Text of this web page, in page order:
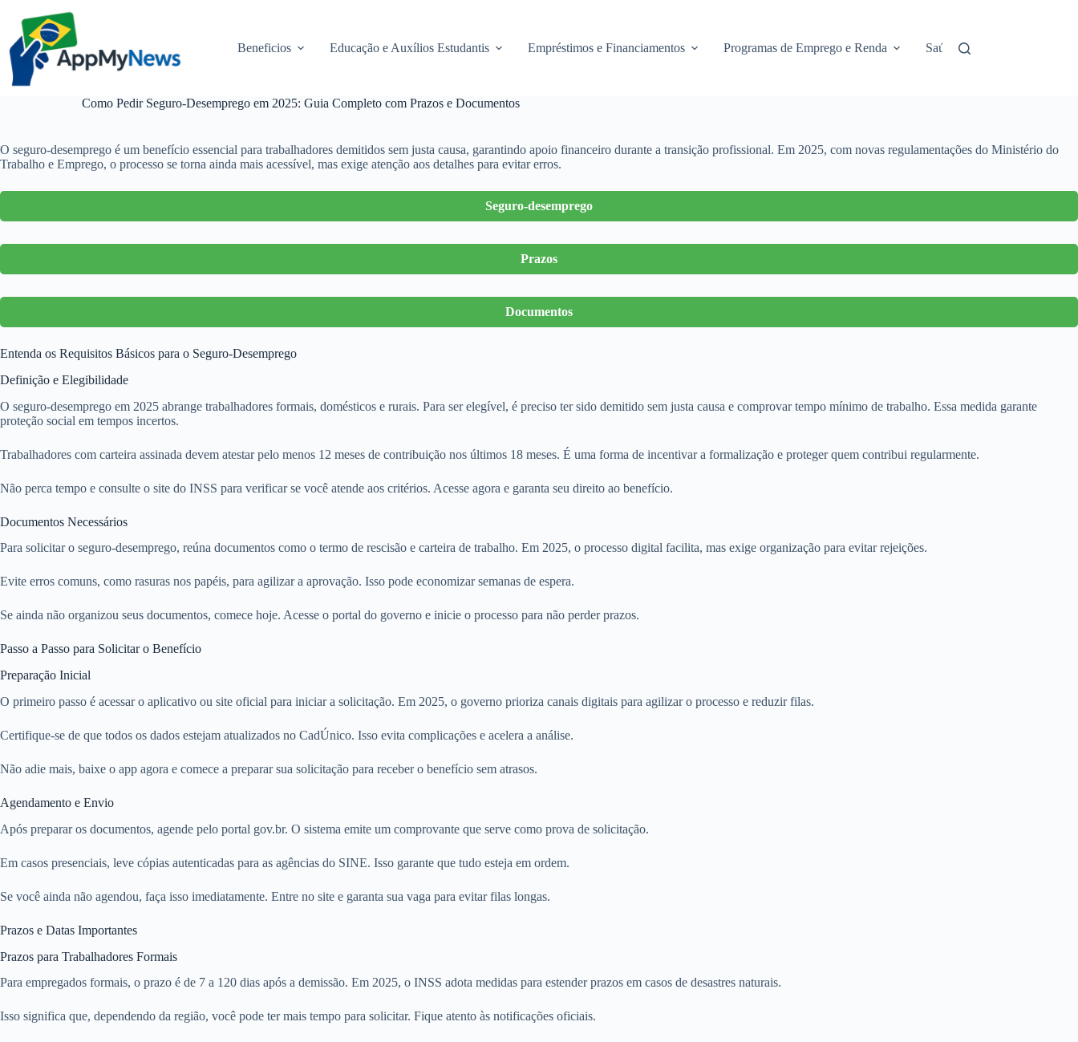
conteúdo
Beneficios Educação e Auxílios Estudantis Empréstimos e Financiamentos Programas de Emprego e Renda Saúde e Assistência
Como Pedir Seguro-Desemprego em 2025: Guia Completo com Prazos e Documentos
O seguro-desemprego é um benefício essencial para trabalhadores demitidos sem justa causa, garantindo apoio financeiro durante a transição profissional. Em 2025, com novas regulamentações do Ministério do
Trabalho e Emprego, o processo se torna ainda mais acessível, mas exige atenção aos detalhes para evitar erros.
Seguro-desemprego
Prazos
Documentos
Entenda os Requisitos Básicos para o Seguro-Desemprego
Definição e Elegibilidade
O seguro-desemprego em 2025 abrange trabalhadores formais, domésticos e rurais. Para ser elegível, é preciso ter sido demitido sem justa causa e comprovar tempo mínimo de trabalho. Essa medida garante
proteção social em tempos incertos.
Trabalhadores com carteira assinada devem atestar pelo menos 12 meses de contribuição nos últimos 18 meses. É uma forma de incentivar a formalização e proteger quem contribui regularmente.
Não perca tempo e consulte o site do INSS para verificar se você atende aos critérios. Acesse agora e garanta seu direito ao benefício.
Documentos Necessários
Para solicitar o seguro-desemprego, reúna documentos como o termo de rescisão e carteira de trabalho. Em 2025, o processo digital facilita, mas exige organização para evitar rejeições.
Evite erros comuns, como rasuras nos papéis, para agilizar a aprovação. Isso pode economizar semanas de espera.
Se ainda não organizou seus documentos, comece hoje. Acesse o portal do governo e inicie o processo para não perder prazos.
Passo a Passo para Solicitar o Benefício
Preparação Inicial
O primeiro passo é acessar o aplicativo ou site oficial para iniciar a solicitação. Em 2025, o governo prioriza canais digitais para agilizar o processo e reduzir filas.
Certifique-se de que todos os dados estejam atualizados no CadÚnico. Isso evita complicações e acelera a análise.
Não adie mais, baixe o app agora e comece a preparar sua solicitação para receber o benefício sem atrasos.
Agendamento e Envio
Após preparar os documentos, agende pelo portal gov.br. O sistema emite um comprovante que serve como prova de solicitação.
Em casos presenciais, leve cópias autenticadas para as agências do SINE. Isso garante que tudo esteja em ordem.
Se você ainda não agendou, faça isso imediatamente. Entre no site e garanta sua vaga para evitar filas longas.
Prazos e Datas Importantes
Prazos para Trabalhadores Formais
Para empregados formais, o prazo é de 7 a 120 dias após a demissão. Em 2025, o INSS adota medidas para estender prazos em casos de desastres naturais.
Isso significa que, dependendo da região, você pode ter mais tempo para solicitar. Fique atento às notificações oficiais.